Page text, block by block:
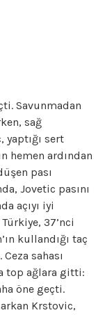
Savunmadan
sağ
yaptığı sert
hemen ardından
pası
Jovetic pasını
açıyı iyi
37’nci
kullandığı taç
sahası
top ağlara gitti:
öne geçti.
Krstovic,